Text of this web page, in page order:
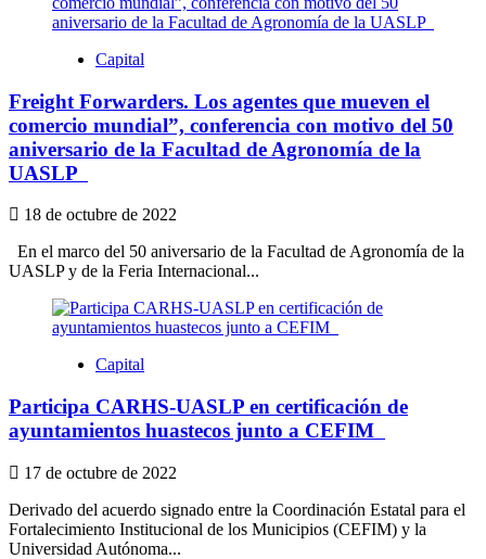
Capital
Freight Forwarders. Los agentes que mueven el
comercio mundial”, conferencia con motivo del 50
aniversario de la Facultad de Agronomía de la
UASLP
18 de octubre de 2022
En el marco del 50 aniversario de la Facultad de Agronomía de la
UASLP y de la Feria Internacional...
Capital
Participa CARHS-UASLP en certificación de
ayuntamientos huastecos junto a CEFIM
17 de octubre de 2022
Derivado del acuerdo signado entre la Coordinación Estatal para el
Fortalecimiento Institucional de los Municipios (CEFIM) y la
Universidad Autónoma...